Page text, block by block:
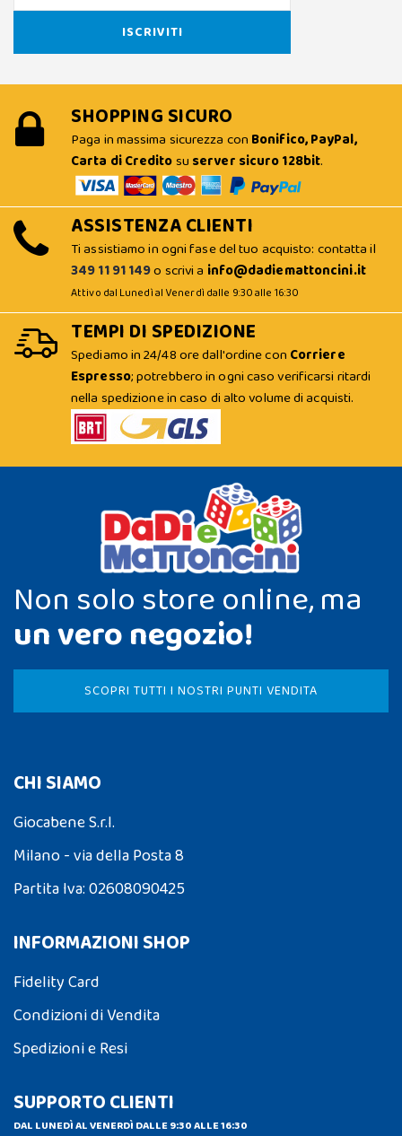
SHOPPING SICURO
Paga in massima sicurezza con Bonifico, PayPal,
Carta di Creditosu server sicuro 128bit.
ASSISTENZA CLIENTI
Ti assistiamo in ogni fase del tuo acquisto: contatta il
349 11 91 149o scrivi a info@dadiemattoncini.it
Attivo dal Lunedì al Venerdì dalle 9:30 alle 16:30
TEMPI DI SPEDIZIONE
Spediamo in 24/48 ore dall'ordine con Corriere
Espresso; potrebbero in ogni caso verificarsi ritardi
nella spedizione in caso di alto volume di acquisti.
Non solo store online, ma
un vero negozio!
SCOPRI TUTTI I NOSTRI PUNTI VENDITA
CHI SIAMO
Giocabene S.r.l.
Milano - via della Posta 8
Partita Iva: 02608090425
INFORMAZIONI SHOP
Fidelity Card
Condizioni di Vendita
Spedizioni e Resi
SUPPORTO CLIENTI
DAL LUNEDÌ AL VENERDÌ DALLE 9:30 ALLE 16:30